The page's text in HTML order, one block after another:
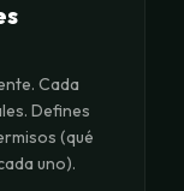
Cada
Defines
(qué
uno).